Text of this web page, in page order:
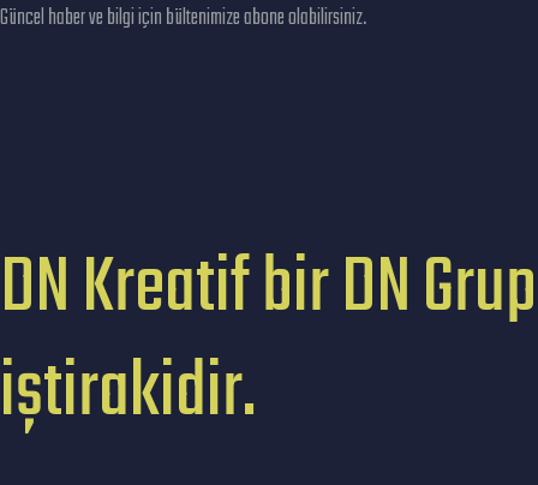
Güncel haber ve bilgi için bültenimize abone olabilirsiniz.
DN Kreatif bir DN Grup
iştirakidir.